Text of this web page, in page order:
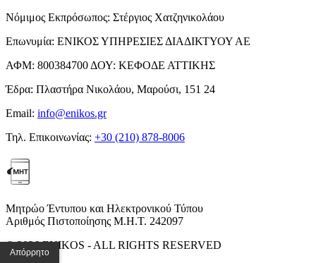
Νόμιμος Εκπρόσωπος: Στέργιος Χατζηνικολάου
Επωνυμία: ΕΝΙΚΟΣ ΥΠΗΡΕΣΙΕΣ ΔΙΑΔΙΚΤΥΟΥ ΑΕ
ΑΦΜ: 800384700 ΔΟΥ: ΚΕΦΟΔΕ ΑΤΤΙΚΗΣ
Έδρα: Πλαστήρα Νικολάου, Μαρούσι, 151 24
Email: info@enikos.gr
Τηλ. Επικοινωνίας: +30 (210) 878-8006
Μητρώο Έντυπου και Ηλεκτρονικού Τύπου
Αριθμός Πιστοποίησης Μ.Η.Τ. 242097
© 2026 ENIKOS - ALL RIGHTS RESERVED
Απόρρητο